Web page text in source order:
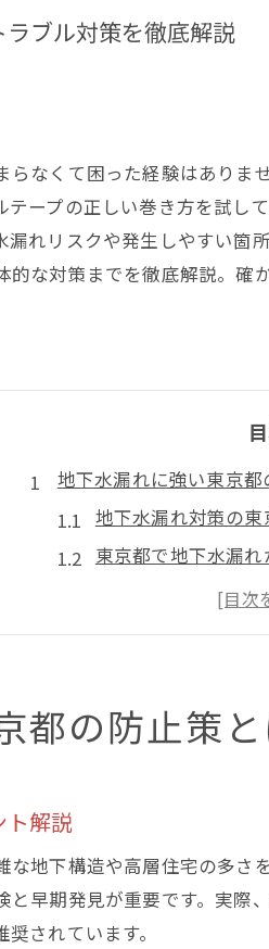
ブル対策を徹底解説
なくて困った経験はあり
ープの正しい巻き方を試
れリスクや発生しやすい
な対策までを徹底解説。
地下水漏れに強い東京都
地下水漏れ対策の
東京都で地下水漏
地下水漏れを防ぐ
東京都水道局の漏
シールテープ再挑戦で水
地下水漏れ防止へ正
東京都での地下水
シールテープ巻き
水道メーターの異常を疑
都の防止策
ト解説
地下構造や高層住宅の多
早期発見が重要です。実
されています。